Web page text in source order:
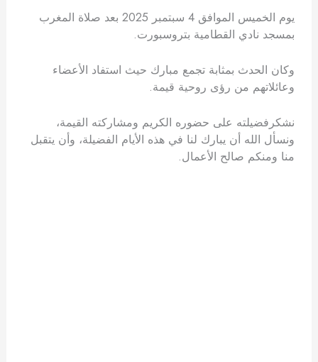
يوم الخميس الموافق 4 سبتمبر 2025 بعد صلاة المغرب
بمسجد نادي القطامية بتروسبورت.
وكان الحدث بمثابة تجمع مبارك حيث استفاد الأعضاء
وعائلاتهم من رؤى روحية قيمة.
نشكرفضيلته على حضوره الكريم ومشاركته القيمة،
ونسأل الله أن يبارك لنا في هذه الأيام الفضيلة، وأن يتقبل
منا ومنكم صالح الأعمال.